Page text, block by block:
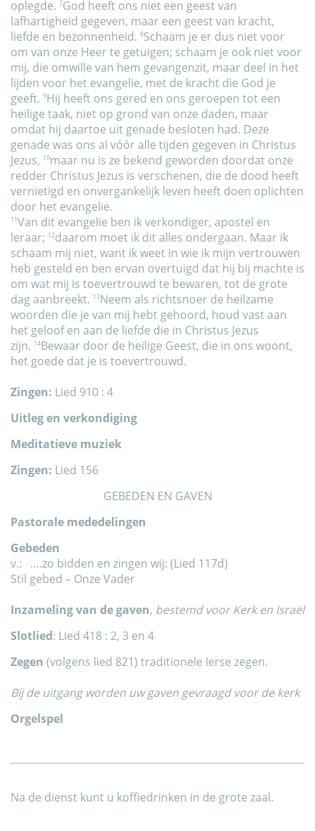
oplegde. 7God heeft ons niet een geest van
lafhartigheid gegeven, maar een geest van kracht,
liefde en bezonnenheid. 8Schaam je er dus niet voor
om van onze Heer te getuigen; schaam je ook niet voor
mij, die omwille van hem gevangenzit, maar deel in het
lijden voor het evangelie, met de kracht die God je
geeft. 9Hij heeft ons gered en ons geroepen tot een
heilige taak, niet op grond van onze daden, maar
omdat hij daartoe uit genade besloten had. Deze
genade was ons al vóór alle tijden gegeven in Christus
Jezus, 10maar nu is ze bekend geworden doordat onze
redder Christus Jezus is verschenen, die de dood heeft
vernietigd en onvergankelijk leven heeft doen oplichten
door het evangelie.
11Van dit evangelie ben ik verkondiger, apostel en
leraar; 12daarom moet ik dit alles ondergaan. Maar ik
schaam mij niet, want ik weet in wie ik mijn vertrouwen
heb gesteld en ben ervan overtuigd dat hij bij machte is
om wat mij is toevertrouwd te bewaren, tot de grote
dag aanbreekt. 13Neem als richtsnoer de heilzame
woorden die je van mij hebt gehoord, houd vast aan
het geloof en aan de liefde die in Christus Jezus
zijn. 14Bewaar door de heilige Geest, die in ons woont,
het goede dat je is toevertrouwd.
Zingen: Lied 910 : 4
Uitleg en verkondiging
Meditatieve muziek
Zingen: Lied 156
GEBEDEN EN GAVEN
Pastorale mededelingen
Gebeden
v.: ….zo bidden en zingen wij: (Lied 117d)
Stil gebed – Onze Vader
Inzameling van de gaven, bestemd voor Kerk en Israël
Slotlied: Lied 418 : 2, 3 en 4
Zegen (volgens lied 821) traditionele Ierse zegen.
Bij de uitgang worden uw gaven gevraagd voor de kerk
Orgelspel
Na de dienst kunt u koffiedrinken in de grote zaal.